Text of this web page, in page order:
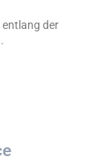
der